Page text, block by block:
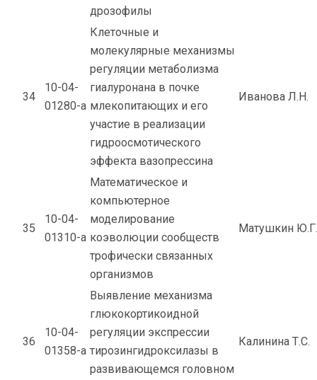
дрозофилы
34
10-04-
01280-а
Клеточные и
молекулярные механизмы
регуляции метаболизма
гиалуронана в почке
млекопитающих и его
участие в реализации
гидроосмотического
эффекта вазопрессина
Иванова Л.Н.
35
10-04-
01310-а
Математическое и
компьютерное
моделирование
коэволюции сообществ
трофически связанных
организмов
Матушкин Ю.Г.
36
10-04-
01358-а
Выявление механизма
глюкокортикоидной
регуляции экспрессии
тирозингидроксилазы в
развивающемся головном
Калинина Т.С.